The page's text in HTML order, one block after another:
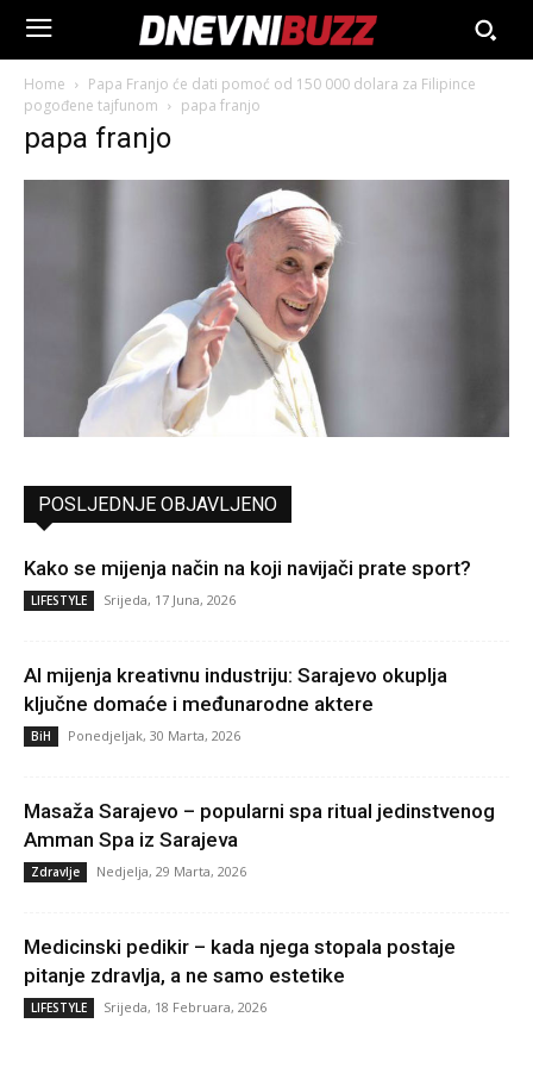
Home
Papa Franjo će dati pomoć od 150 000 dolara za Filipince
pogođene tajfunom
papa franjo
papa franjo
POSLJEDNJE OBJAVLJENO
Kako se mijenja način na koji navijači prate sport?
LIFESTYLE Srijeda, 17 Juna, 2026
AI mijenja kreativnu industriju: Sarajevo okuplja
ključne domaće i međunarodne aktere
BiH Ponedjeljak, 30 Marta, 2026
Masaža Sarajevo – popularni spa ritual jedinstvenog
Amman Spa iz Sarajeva
Zdravlje Nedjelja, 29 Marta, 2026
Medicinski pedikir – kada njega stopala postaje
pitanje zdravlja, a ne samo estetike
LIFESTYLE Srijeda, 18 Februara, 2026